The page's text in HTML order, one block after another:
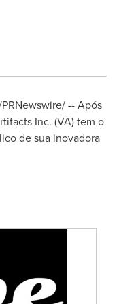
-- Após
Inc. (VA) tem o
de sua inovadora